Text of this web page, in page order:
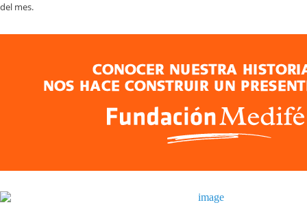
del mes.